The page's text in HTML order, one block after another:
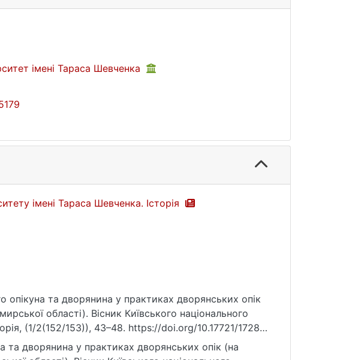
імені Тараса Шевченка
імені Тараса Шевченка. Історія
та дворянина у практиках дворянських опік
області). Вісник Київського національного
(1/2(152/153)), 43–48. https://doi.org/10.17721/1728-
дворянина у практиках дворянських опік (на